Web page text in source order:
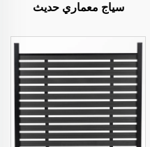
سياج معماري حديث